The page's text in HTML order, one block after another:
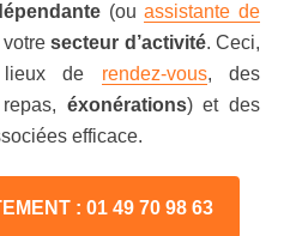
(ouassistante de
votresecteur d’activité. Ceci,
lieux de rendez-vous, des
éxonérations) et des
efficace.
: 01 49 70 98 63